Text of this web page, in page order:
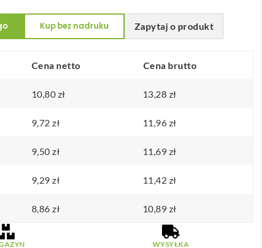
Zapytaj o produkt
Kup bez nadruku
Cena netto Cena brutto
10,80 zł 13,28 zł
9,72zł 11,96 zł
9,50zł 11,69 zł
9,29zł 11,42 zł
8,86zł 10,89 zł
WYSYŁKA